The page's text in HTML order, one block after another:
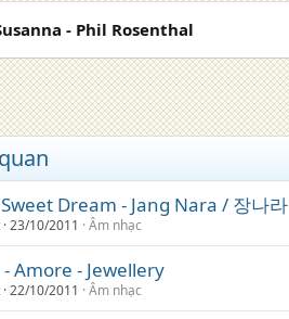
- Phil Rosenthal
Dream - Jang Nara / 장나라
23/10/2011 Âm nhạc
Amore - Jewellery
22/10/2011 Âm nhạc